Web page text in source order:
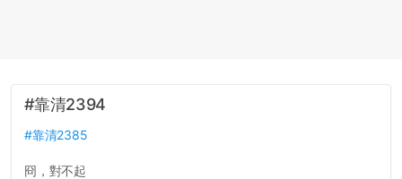
#靠清2394
#靠清2385
冏，對不起